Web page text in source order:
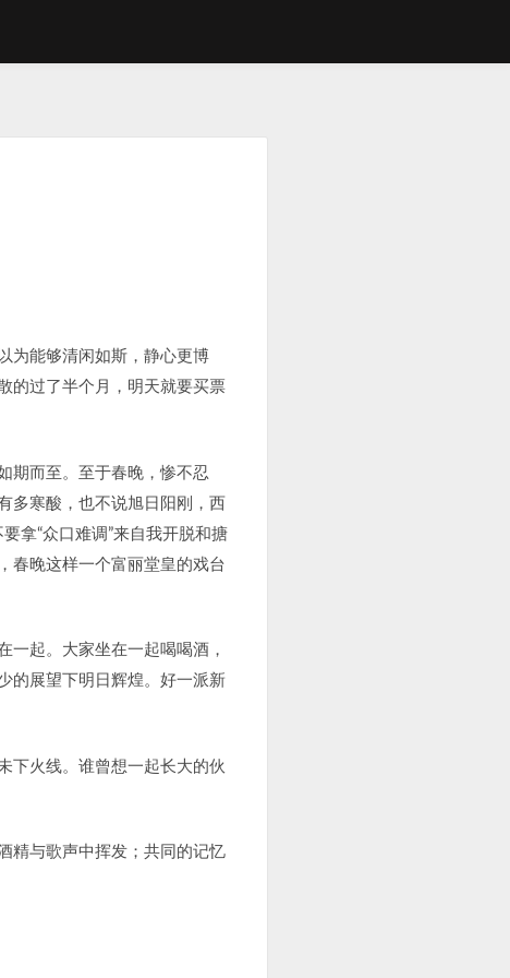
为能够清闲如斯，静心更博
的过了半个月，明天就要买票
期而至。至于春晚，惨不忍
多寒酸，也不说旭日阳刚，西
拿“众口难调”来自我开脱和搪
春晚这样一个富丽堂皇的戏台
一起。大家坐在一起喝喝酒，
的展望下明日辉煌。好一派新
下火线。谁曾想一起长大的伙
精与歌声中挥发；共同的记忆